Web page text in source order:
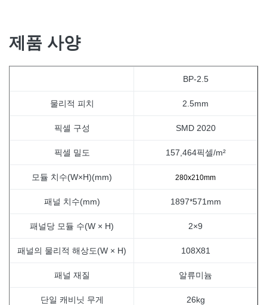
제품 사양
BP-2.5
물리적 피치 2.5mm
픽셀 구성 SMD 2020
픽셀 밀도 157,464픽셀/m²
모듈 치수(W×H)(mm) 280x210mm
패널 치수(mm) 1897*571mm
패널당 모듈 수(W × H) 2×9
패널의 물리적 해상도(W × H) 108X81
패널 재질 알류미늄
단일 캐비닛 무게 26kg